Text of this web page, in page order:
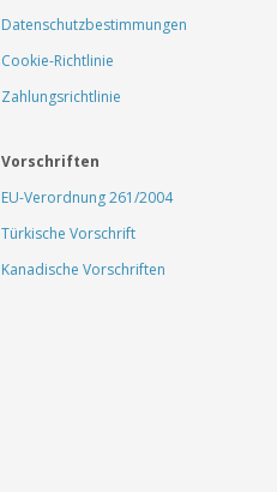
Datenschutzbestimmungen
Cookie-Richtlinie
Zahlungsrichtlinie
Vorschriften
EU-Verordnung 261/2004
Türkische Vorschrift
Kanadische Vorschriften